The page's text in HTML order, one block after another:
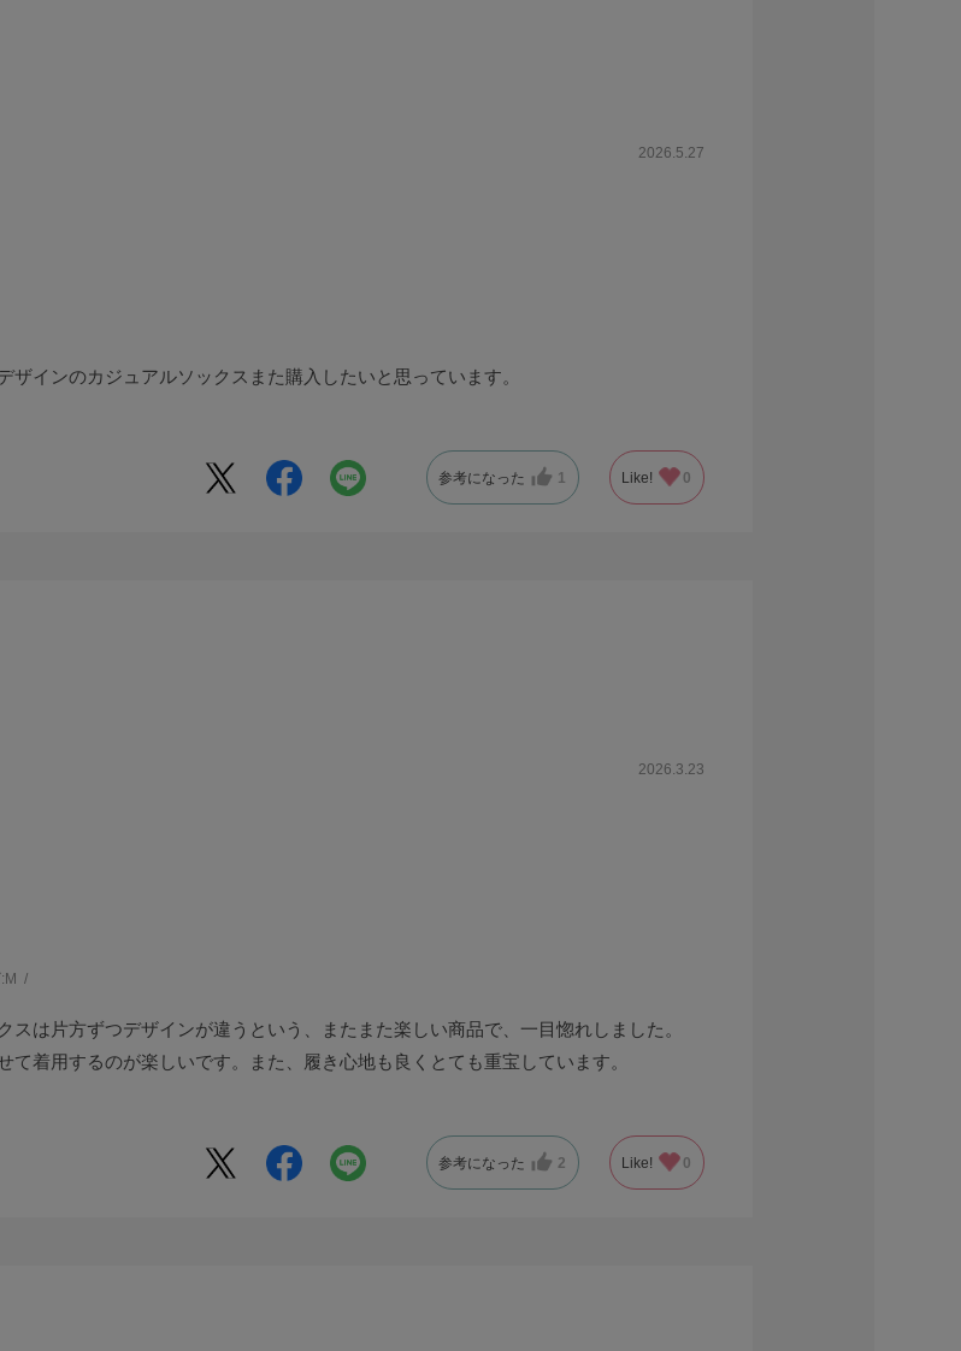
2026.5.27
インのカジュアルソックスまた購入したいと思っています。
参考になった 1 Like! 0
2026.3.23
M
は片方ずつデザインが違うという、またまた楽しい商品で、一目惚れしました。
着用するのが楽しいです。また、履き心地も良くとても重宝しています。
参考になった 2 Like! 0